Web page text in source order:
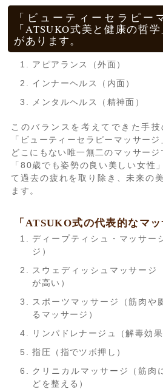
「ビューティーセラピー
「ATSUKO式美と健康の哲
があります。
アピアランス（外面）
インナーヘルス（内面）
メンタルヘルス（精神面）
このバランスを考えてできた手
「ビューティーセラピーマッサージ
どこにもない唯一無二のマッサージ
「80歳でも姿勢の良い美しい女性
て過去の疲れを取り除き、未来の
ます。
「ATSUKO式の代表的なマッ
ディープティシュ・マッサー
ジ）
スウェディッシュマッサージ
が高い）
スポーツマッサージ（筋肉や
るマッサージ）
リンパドレナージュ（解毒効果
指圧（指でツボ押し）
クリニカルマッサージ（筋肉
どを整える）